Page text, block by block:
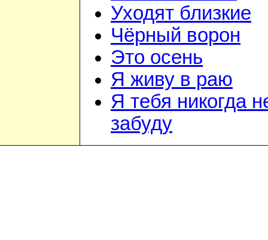
Уходят близкие
Чёрный ворон
Это осень
Я живу в раю
Я тебя никогда
забуду